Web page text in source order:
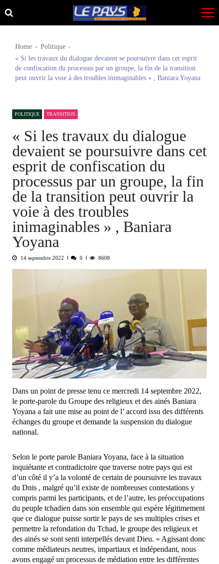
Skip
to
Skip
to
Home
Politique
« Si les travaux du dialogue devaient se poursuivre dans cet esprit
de confiscation du processus par un groupe, la fin de la transition
peut ouvrir la voie à des troubles inimaginables » , Baniara Yoyana
POLITIQUE TRANSITION
« Si les travaux du dialogue
devaient se poursuivre dans cet
esprit de confiscation du
processus par un groupe, la fin
de la transition peut ouvrir la
voie à des troubles
inimaginables » , Baniara
Yoyana
14 septembre 2022 0 8608
Dans un point de presse tenu ce mercredi 14 septembre 2022,
le porte-parole du Groupe des religieux et des ainés Baniara
Yoyana a fait une mise au point de l’ accord issu des différents
échanges du groupe et demande la suspension du dialogue
national.
Selon le porte parole Baniara Yoyana, face à la situation
inquiétante et contradictoire que traverse notre pays qui est
d’un côté il y’a la volonté de certain de poursuivre les travaux
du Dnis , malgré qu’il existe de nombreuses contestations y
compris parmi les participants, et de l’autre, les préoccupations
du peuple tchadien dans son ensemble qui espère légitimement
que ce dialogue puisse sortir le pays de ses multiples crises et
permettre la refondation du Tchad, le groupe des religieux et
des ainés se sont senti interpellés devant Dieu. « Agissant donc
comme médiateurs neutres, impartiaux et indépendant, nous
avons engagé un processus de médiation entre les différentes